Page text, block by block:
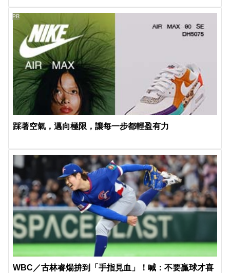
踩著空氣，邁向極限，讓每一步都輕盈有力
PR
WBC／古林睿煬拚到「手指見血」！喊：不要贏球才喜